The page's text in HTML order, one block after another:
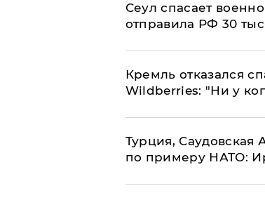
​Сеул спасает
отправила РФ 30
Кремль отказался
Wildberries: "Ни у
Турция, Саудовская
по примеру НАТО: